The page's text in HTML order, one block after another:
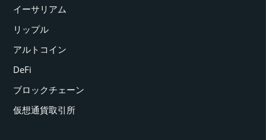
イーサリアム
リップル
アルトコイン
DeFi
ブロックチェーン
仮想通貨取引所